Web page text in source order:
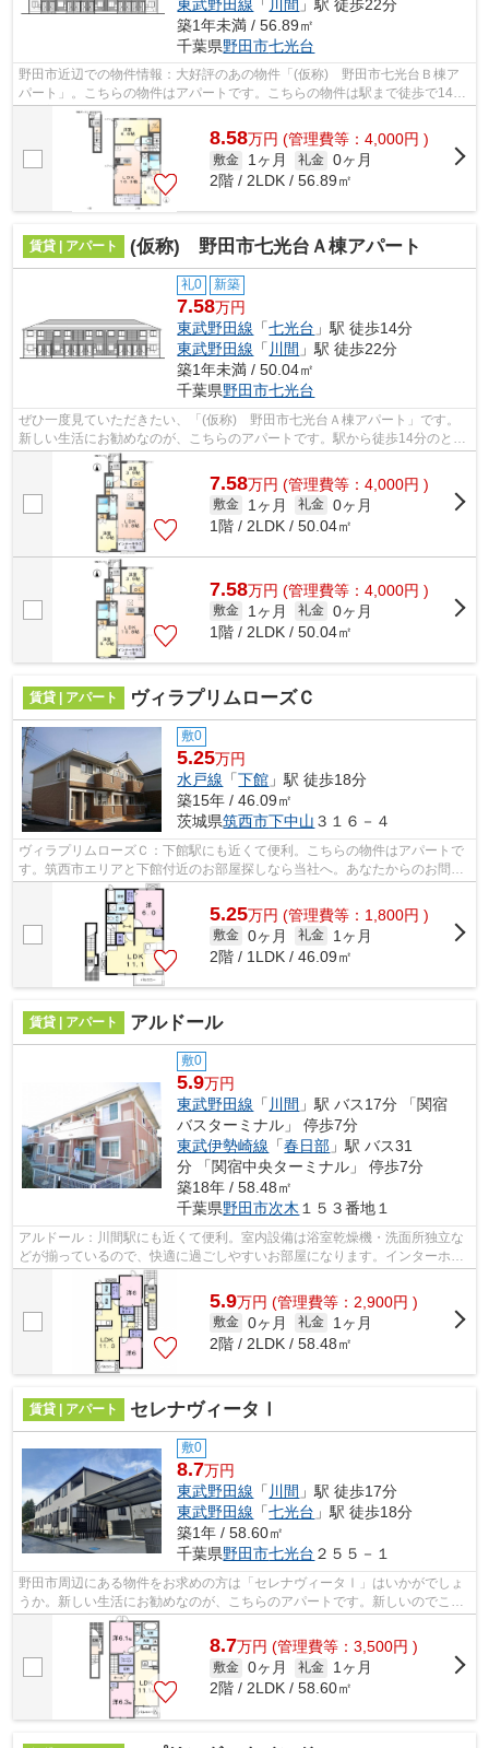
東武野田線 「 川間 」駅 徒歩22分
築1年未満 / 56.89㎡
千葉県野田市七光台
野田市近辺での物件情報：大好評のあの物件「(仮称) 野田市七光台Ｂ棟ア
パート」。こちらの物件はアパートです。こちらの物件は駅まで徒歩で14分
で到着します。新たな生活を始めるな...
8.58万円 (管理費等：4,000円 )
敷金 1ヶ月 礼金 0ヶ月
2階 / 2LDK / 56.89㎡
賃貸 | アパート (仮称) 野田市七光台Ａ棟アパート
礼0 新築
7.58万円
東武野田線 「七光台 」駅 徒歩14分
東武野田線 「 川間 」駅 徒歩22分
築1年未満 / 50.04㎡
千葉県野田市七光台
ぜひ一度見ていただきたい、「(仮称) 野田市七光台Ａ棟アパート」です。
新しい生活にお勧めなのが、こちらのアパートです。駅から徒歩14分のとこ
ろにある物件はいかがでしょうか。ど...
7.58万円 (管理費等：4,000円 )
敷金 1ヶ月 礼金 0ヶ月
1階 / 2LDK / 50.04㎡
7.58万円 (管理費等：4,000円 )
敷金 1ヶ月 礼金 0ヶ月
1階 / 2LDK / 50.04㎡
賃貸 | アパート ヴィラプリムローズＣ
敷0
5.25万円
水戸線 「下館 」駅 徒歩18分
築15年 / 46.09㎡
茨城県筑西市下中山 ３１６－４
ヴィラプリムローズＣ：下館駅にも近くて便利。こちらの物件はアパートで
す。筑西市エリアと下館付近のお部屋探しなら当社へ。あなたからのお問い
合せをスタッフ一同お待ちしております。
5.25万円 (管理費等：1,800円 )
敷金 0ヶ月 礼金
1ヶ月
2階 / 1LDK / 46.09㎡
賃貸 | アパート アルドール
敷0
5.9万円
東武野田線 「 川間 」駅 バス17分 「関宿
バスターミナル」 停歩7分
東武伊勢崎線 「春日部 」駅 バス31
分 「関宿中央ターミナル」 停歩7分
築18年 / 58.48㎡
千葉県野田市次木 １５３番地１
アルドール：川間駅にも近くて便利。室内設備は浴室乾燥機・洗面所独立な
どが揃っているので、快適に過ごしやすいお部屋になります。インターホン
越しに来訪者を確認できるので、トラ...
5.9万円 (管理費等：2,900円 )
敷金 0ヶ月 礼金
1ヶ月
2階 / 2LDK / 58.48㎡
賃貸 | アパート セレナヴィータⅠ
敷0
8.7万円
東武野田線 「 川間 」駅 徒歩17分
東武野田線 「七光台 」駅 徒歩18分
築1年 / 58.60㎡
千葉県野田市七光台 ２５５－１
野田市周辺にある物件をお求めの方は「セレナヴィータⅠ」はいかがでしょ
うか。新しい生活にお勧めなのが、こちらのアパートです。新しいのでこだ
わりの多い方にもおすすめの築浅物件で...
8.7万円 (管理費等：3,500円 )
敷金 0ヶ月 礼金
1ヶ月
2階 / 2LDK / 58.60㎡